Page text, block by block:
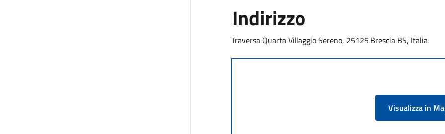
Indirizzo
Traversa Quarta Villaggio Sereno, 25125 Brescia BS, Italia
Visualizza in